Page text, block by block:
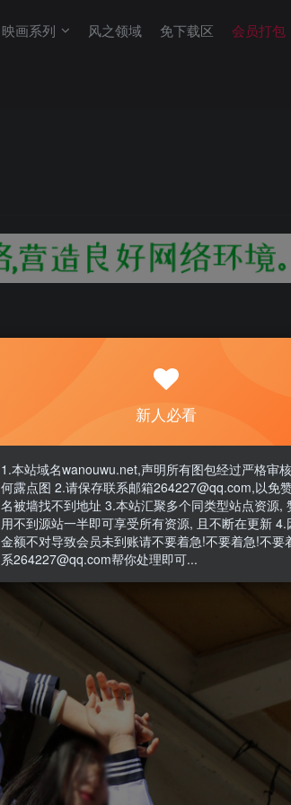
映画系列 风之领域 免下载区 会员打包
新人必看
1.本站域名wanouwu.net,声明所有图包经过严格审
何露点图 2.请保存联系邮箱264227@qq.com,以免
名被墙找不到地址 3.本站汇聚多个同类型站点资源,
用不到源站一半即可享受所有资源, 且不断在更新 4.
金额不对导致会员未到账请不要着急!不要着急!不要
系264227@qq.com帮你处理即可...